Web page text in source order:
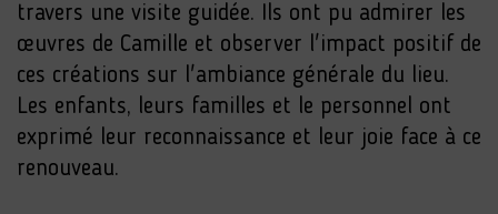
travers une visite guidée. Ils ont pu admirer les
œuvres de Camille et observer l'impact positif de
ces créations sur l'ambiance générale du lieu.
Les enfants, leurs familles et le personnel ont
exprimé leur reconnaissance et leur joie face à ce
renouveau.